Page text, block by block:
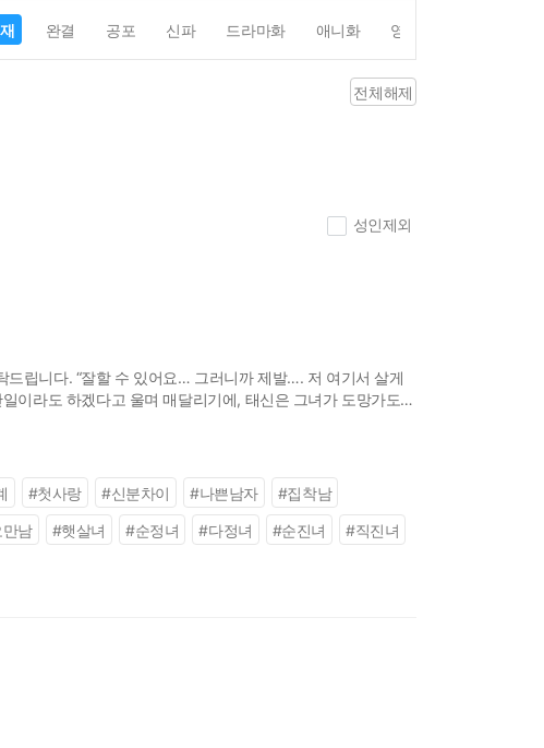
완결 공포 신파 드라마화 애니화 영화화
전체해제
성인제외
립니다. “잘할 수 있어요… 그러니까 제발…. 저 여기서 살게
이라도 하겠다고 울며 매달리기에, 태신은 그녀가 도망가도록
여자. 그렇게라도
#첫사랑 #신분차이 #나쁜남자 #집착남
남 #햇살녀 #순정녀 #다정녀 #순진녀 #직진녀